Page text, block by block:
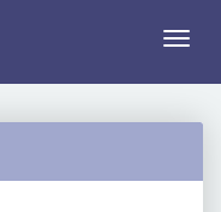
ナ
ー